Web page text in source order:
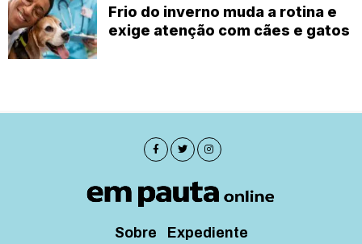
Frio do inverno muda a rotina e
exige atenção com cães e gatos
Sobre Expediente